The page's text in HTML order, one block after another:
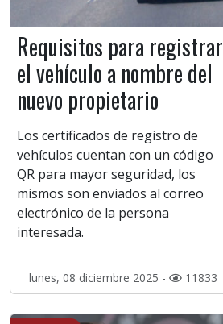
Requisitos para registrar
el vehículo a nombre del
nuevo propietario
Los certificados de registro de
vehículos cuentan con un código
QR para mayor seguridad, los
mismos son enviados al correo
electrónico de la persona
interesada.
lunes, 08 diciembre 2025 - 11833